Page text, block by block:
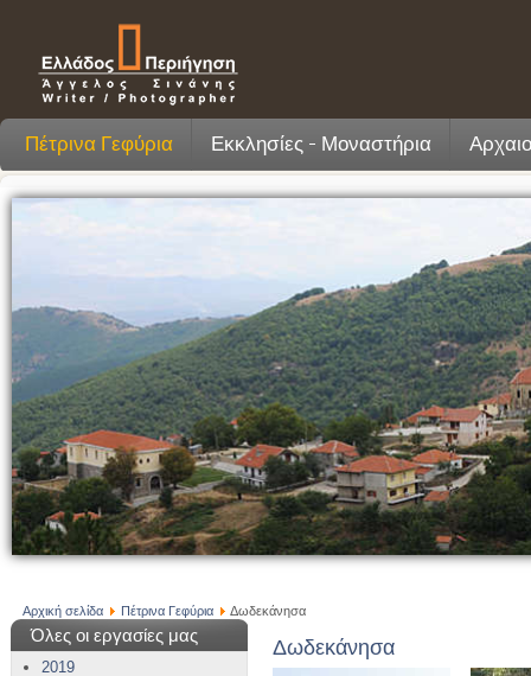
Πέτρινα Γεφύρια Εκκλησίες - Μοναστήρια
Αρχική σελίδα Πέτρινα Γεφύρια Δωδεκάνησα
Όλες οι εργασίες μας
2019
Δωδεκάνησα